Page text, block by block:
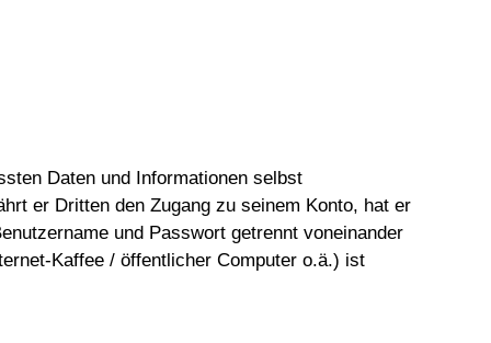
Daten und Informationen selbst
er Dritten den Zugang zu seinem Konto, hat er
und Passwort getrennt voneinander
Kaffee / öffentlicher Computer o.ä.) ist